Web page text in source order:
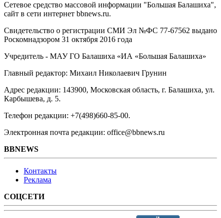
Сетевое средство массовой информации "Большая Балашиха",
сайт в сети интернет bbnews.ru.
Свидетельство о регистрации СМИ Эл №ФС ‎77-67562 выдано
Роскомнадзором 31 октября 2016 года
Учредитель - МАУ ГО Балашиха «ИА «Большая Балашиха»
Главный редактор: Михаил Николаевич Грунин
Адрес редакции: 143900, Московская область, г. Балашиха, ул.
Карбышева, д. 5.
Телефон редакции: +7(498)660-85-00.
Электронная почта редакции: office@bbnews.ru
BBNEWS
Контакты
Реклама
СОЦСЕТИ